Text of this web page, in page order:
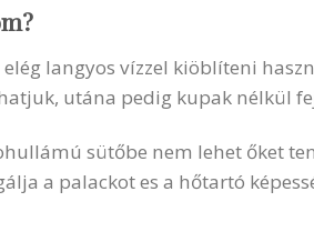
langyos vízzel kiöblíteni
utána pedig kupak nélkül
sütőbe nem lehet őket
a palackot es a hőtartó